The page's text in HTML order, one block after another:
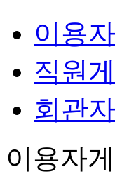
이용
직원
회관
이용자